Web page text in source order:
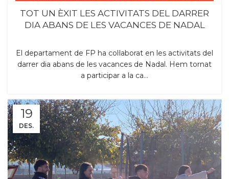
TOT UN ÈXIT LES ACTIVITATS DEL DARRER
DIA ABANS DE LES VACANCES DE NADAL
El departament de FP ha col·laborat en les activitats del
darrer dia abans de les vacances de Nadal. Hem tornat
a participar a la ca...
19
DES.